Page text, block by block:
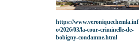
https://www.veroniquechemla.inf
o/2026/03/la-cour-criminelle-de-
bobigny-condamne.html